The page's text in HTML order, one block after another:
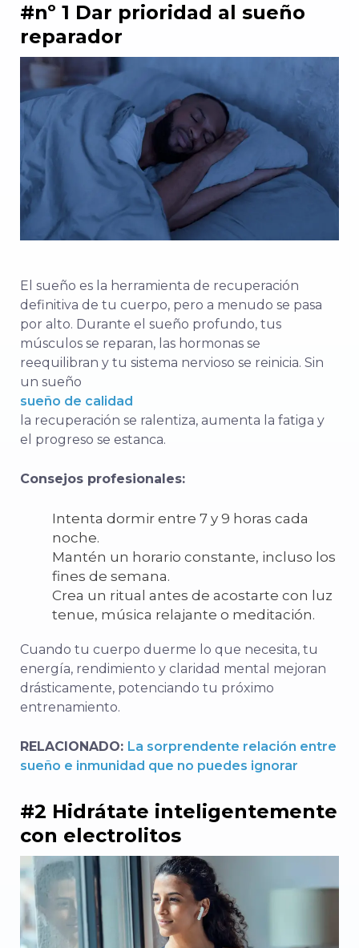
#nº 1 Dar prioridad al sueño
reparador
El sueño es la herramienta de recuperación
definitiva de tu cuerpo, pero a menudo se pasa
por alto. Durante el sueño profundo, tus
músculos se reparan, las hormonas se
reequilibran y tu sistema nervioso se reinicia. Sin
un sueño
sueño de calidad
la recuperación se ralentiza, aumenta la fatiga y
el progreso se estanca.
Consejos profesionales:
Intenta dormir entre 7 y 9 horas cada
noche.
Mantén un horario constante, incluso los
fines de semana.
Crea un ritual antes de acostarte con luz
tenue, música relajante o meditación.
Cuando tu cuerpo duerme lo que necesita, tu
energía, rendimiento y claridad mental mejoran
drásticamente, potenciando tu próximo
entrenamiento.
RELACIONADO: La sorprendente relación entre
sueño e inmunidad que no puedes ignorar
#2 Hidrátate inteligentemente
con electrolitos